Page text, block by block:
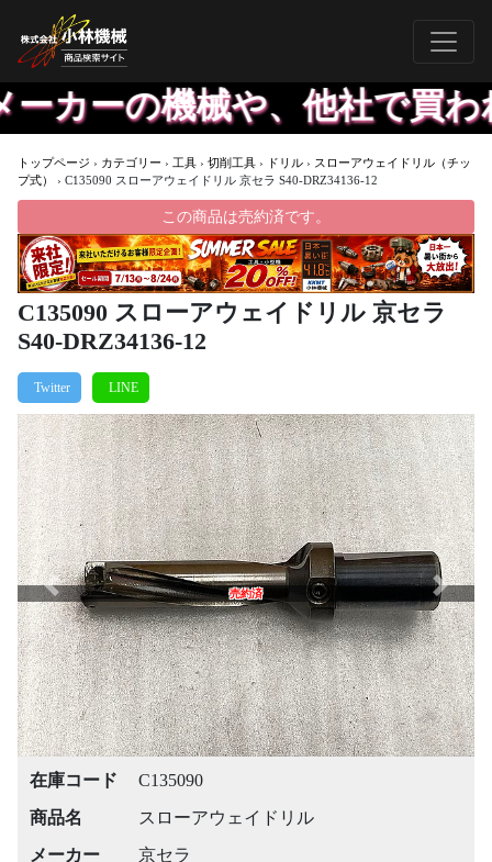
機械や、他社で買われた
トップページ › カテゴリー › 工具 › 切削工具 › ドリル › スローアウェイドリル（チッ
プ式）
› C135090 スローアウェイドリル 京セラ S40-DRZ34136-12
この商品は売約済です。
C135090 スローアウェイドリル 京セラ
S40-DRZ34136-12
売約済
Previous Next
在庫コード
C135090
商品名
スローアウェイドリル
メーカー
京セラ